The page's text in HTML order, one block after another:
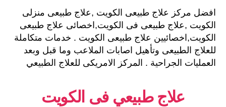
افضل مركز علاج طبيعى الكويت ,علاج طبيعى منزلى
الكويت ,علاج طبيعى فى الكويت,اخصائى علاج طبيعى
الكويت,اخصائيين علاج طبيعى الكويت . خدمات متكاملة
للعلاج الطبيعى وتأهيل اصابات الملاعب وما قبل وبعد
العمليات الجراحية . المركز الامريكى للعلاج الطبيعي
علاج طبيعي فى الكويت